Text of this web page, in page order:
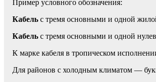
Пример условного обозначения:
Кабель с тремя основными и одной
Кабель с тремя основными и одной
К марке кабеля в тропическом
Для районов с холодным климатом —